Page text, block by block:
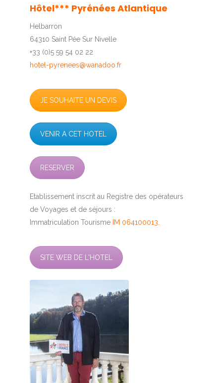
9
Hôtel*** Pyrénées Atlantique
Helbarron
64310 Saint Pée Sur Nivelle
+33 (0)5 59 54 02 22
hotel-pyrenees@wanadoo.fr
JE SOUHAITE UN DEVIS
VENIR A CET HOTEL
RESERVER
Etablissement inscrit au Registre des opérateurs
de Voyages et de séjours :
Immatriculation Tourisme IM 064100013.
SITE WEB DE L'HOTEL